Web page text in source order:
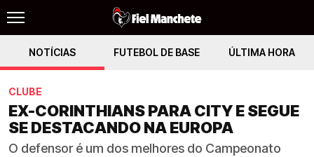
NOTÍCIAS FUTEBOL DE BASE ÚLTIMA HORA
CLUBE
EX-CORINTHIANS PARA CITY E SEGUE
SE DESTACANDO NA EUROPA
O defensor é um dos melhores do Campeonato